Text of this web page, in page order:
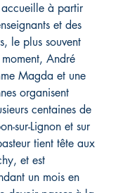
accueille à partir
et des
le plus souvent
André
Magda et une
organisent
centaines de
sur-Lignon et sur
tient tête aux
et est
un mois en